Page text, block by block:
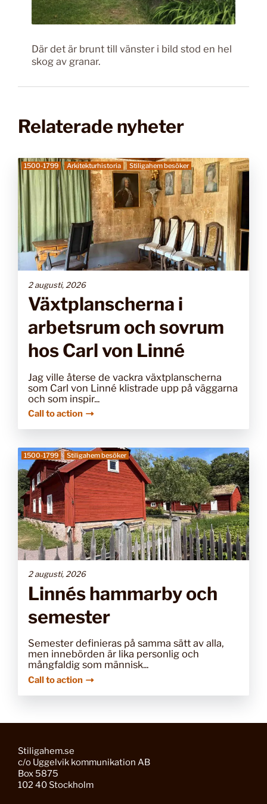
Där det är brunt till vänster i bild stod en hel
skog av granar.
Relaterade nyheter
1500-1799 Arkitekturhistoria Stiligahem besöker
2 augusti, 2026
Växtplanscherna i
arbetsrum och sovrum
hos Carl von Linné
Jag ville återse de vackra växtplanscherna
som Carl von Linné klistrade upp på väggarna
och som inspir...
Call to action
1500-1799 Stiligahem besöker
2 augusti, 2026
Linnés hammarby och
semester
Semester definieras på samma sätt av alla,
men innebörden är lika personlig och
mångfaldig som människ...
Call to action
Stiligahem.se
c/o Uggelvik kommunikation AB
Box 5875
102 40 Stockholm